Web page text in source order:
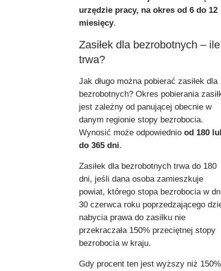
urzędzie pracy, na okres od 6 do 12
miesięcy.
Zasiłek dla bezrobotnych – ile
trwa?
Jak długo można pobierać zasiłek dla
bezrobotnych? Okres pobierania
jest zależny od panującej obecnie w
danym regionie stopy bezrobocia.
Wynosić może odpowiednio od 180
do 365 dni.
Zasiłek dla bezrobotnych trwa do 180
dni, jeśli dana osoba zamieszkuje
powiat, którego stopa bezrobocia w
30 czerwca roku poprzedzającego
nabycia prawa do zasiłku nie
przekraczała 150% przeciętnej stopy
bezrobocia w kraju.
Gdy procent ten jest wyższy niż